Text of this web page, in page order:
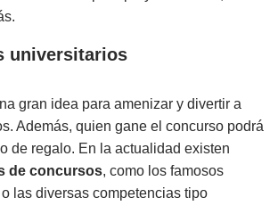
universitarios
gran idea para amenizar y divertir a
Además, quien gane el concurso podrá
de regalo. En la actualidad existen
de concursos, como los famosos
las diversas competencias tipo